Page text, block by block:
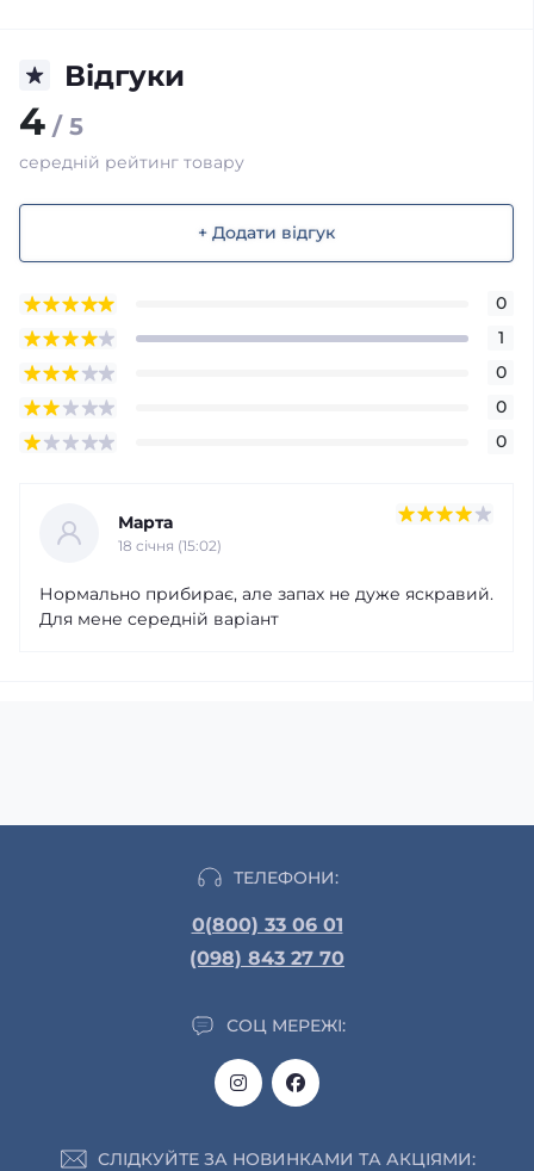
Відгуки
4 / 5
середній рейтинг товару
+ Додати відгук
0
1
0
0
0
Марта
18 cічня (15:02)
Нормально прибирає, але запах не дуже яскравий.
Для мене середній варіант
ТЕЛЕФОНИ:
0(800) 33 06 01
(098) 843 27 70
СОЦ МЕРЕЖІ:
СЛІДКУЙТЕ ЗА НОВИНКАМИ ТА АКЦІЯМИ: